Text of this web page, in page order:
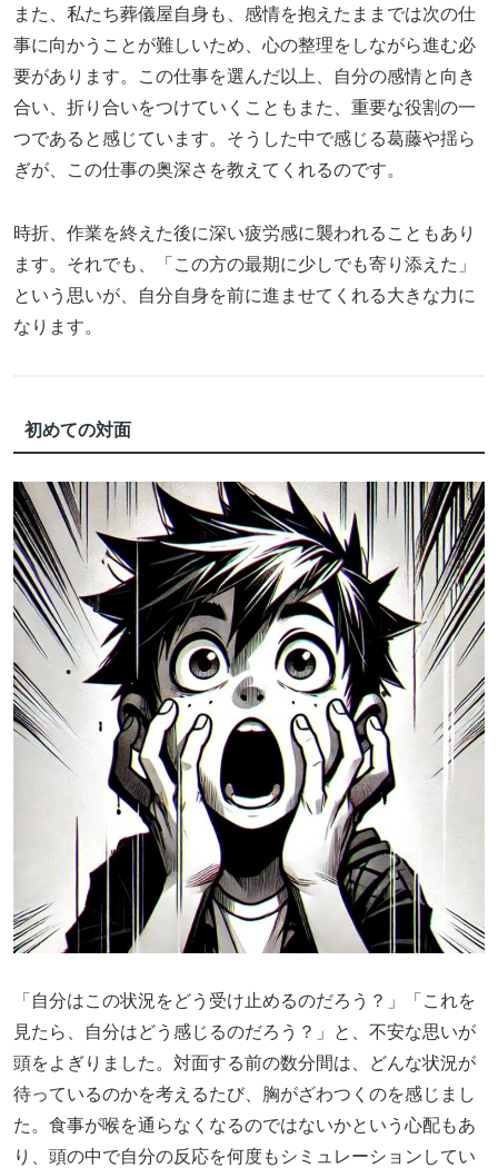
また、私たち葬儀屋自身も、感情を抱えたままでは次の仕
事に向かうことが難しいため、心の整理をしながら進む必
要があります。この仕事を選んだ以上、自分の感情と向き
合い、折り合いをつけていくこともまた、重要な役割の一
つであると感じています。そうした中で感じる葛藤や揺ら
ぎが、この仕事の奥深さを教えてくれるのです。
時折、作業を終えた後に深い疲労感に襲われることもあり
ます。それでも、「この方の最期に少しでも寄り添えた」
という思いが、自分自身を前に進ませてくれる大きな力に
なります。
初めての対面
「自分はこの状況をどう受け止めるのだろう？」「これを
見たら、自分はどう感じるのだろう？」と、不安な思いが
頭をよぎりました。対面する前の数分間は、どんな状況が
待っているのかを考えるたび、胸がざわつくのを感じまし
た。食事が喉を通らなくなるのではないかという心配もあ
り、頭の中で自分の反応を何度もシミュレーションしてい